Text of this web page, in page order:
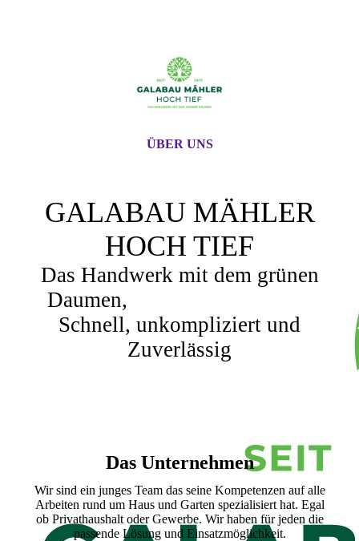
ÜBER UNS
GALABAU MÄHLER
HOCH TIEF
Das Handwerk mit dem grünen
Daumen,
Schnell, unkompliziert und
Zuverlässig
Das Unternehmen
Wir sind ein junges Team das seine Kompetenzen auf alle
Arbeiten rund um Haus und Garten spezialisiert hat. Egal
ob Privathaushalt oder Gewerbe. Wir haben für jeden die
passende Lösung und Einsatzmöglichkeit.